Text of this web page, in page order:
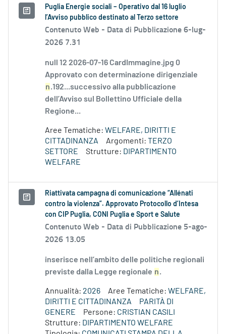
Puglia Energie sociali – Operativo dal 16 luglio
l’Avviso pubblico destinato al Terzo settore
Contenuto Web - Data di Pubblicazione 6-lug-
2026 7.31
null 12 2026-07-16 CardImmagine.jpg 0
Approvato con determinazione dirigenziale
n.192...successivo alla pubblicazione
dell’Avviso sul Bollettino Ufficiale della
Regione...
Aree Tematiche: WELFARE, DIRITTI E
CITTADINANZA
Argomenti: TERZO
SETTORE
Strutture: DIPARTIMENTO
WELFARE
Riattivata campagna di comunicazione “Allénati
contro la violenza”. Approvato Protocollo d’Intesa
con CIP Puglia, CONI Puglia e Sport e Salute
Contenuto Web - Data di Pubblicazione 5-ago-
2026 13.05
inserisce nell’ambito delle politiche regionali
previste dalla Legge regionale n.
Annualità: 2026 Aree Tematiche: WELFARE,
DIRITTI E CITTADINANZA
PARITÀ DI
GENERE
Persone: CRISTIAN CASILI
Strutture: DIPARTIMENTO WELFARE